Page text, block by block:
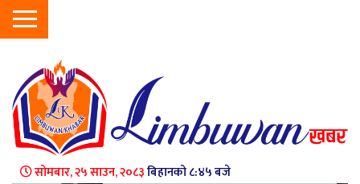
सोमबार, २५ साउन, २०८३बिहानको ८:४५ बजे